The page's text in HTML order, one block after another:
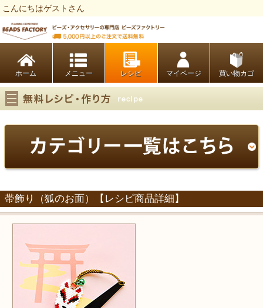
こんにちはゲストさん
ホーム レシピ マイページ 買い物カゴ
帯飾り（狐のお面）【レシピ商品詳細】